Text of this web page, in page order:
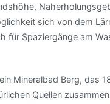
sich von dem
für Spaziergänge am
Mineralbad Berg, das
Quellen